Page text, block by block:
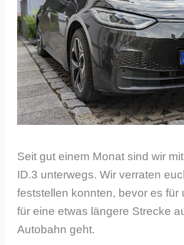
Seit gut einem Monat sind wir
ID.3 unterwegs. Wir verraten
feststellen konnten, bevor es für
für eine etwas längere Strecke
Autobahn geht.